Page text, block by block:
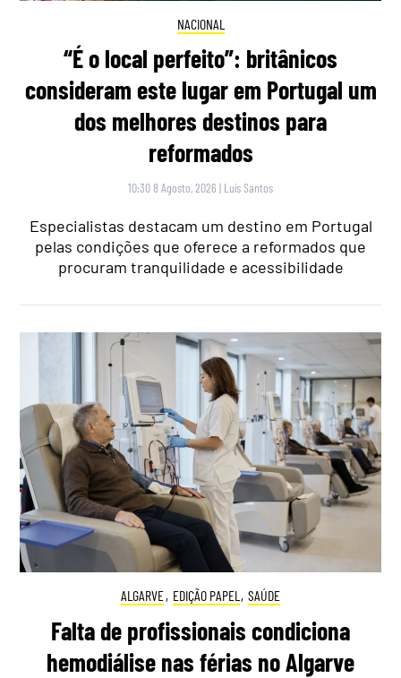
NACIONAL
“É o local perfeito”: britânicos
consideram este lugar em Portugal um
dos melhores destinos para
reformados
10:30 8 Agosto, 2026 | Luís Santos
Especialistas destacam um destino em Portugal
pelas condições que oferece a reformados que
procuram tranquilidade e acessibilidade
ALGARVE, EDIÇÃO PAPEL , SAÚDE
Falta de profissionais condiciona
hemodiálise nas férias no Algarve